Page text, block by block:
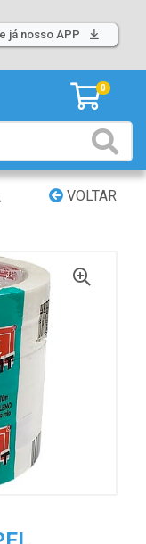
já nosso APP
0
VOLTAR